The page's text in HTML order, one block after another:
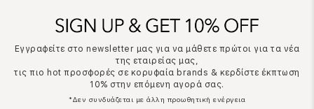
Εγγραφείτε στο newsletter μας για να μάθετε πρώτοι για τα νέα
της εταιρείας μας,
τις πιο hot προσφορές σε κορυφαία brands & κερδίστε έκπτωση
10% στην επόμενη αγορά σας.
*Δεν συνδυάζεται με άλλη προωθητική ενέργεια